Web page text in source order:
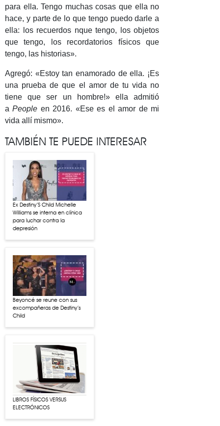
para ella. Tengo muchas cosas que ella no
hace, y parte de lo que tengo puedo darle a
ella: los recuerdos nque tengo, los objetos
que tengo, los recordatorios físicos que
tengo, las historias».
Agregó: «Estoy tan enamorado de ella. ¡Es
una prueba de que el amor de tu vida no
tiene que ser un hombre!» ella admitió
aPeople en 2016. «Ese es el amor de mi
vida allí mismo».
TAMBIÉN TE PUEDE INTERESAR
Ex Destiny’S Child Michelle
Williams se interna en clínica
para luchar contra la
depresión
Beyoncé se reune con sus
excompañeras de Destiny’s
Child
LIBROS FÍSICOS VERSUS
ELECTRÓNICOS